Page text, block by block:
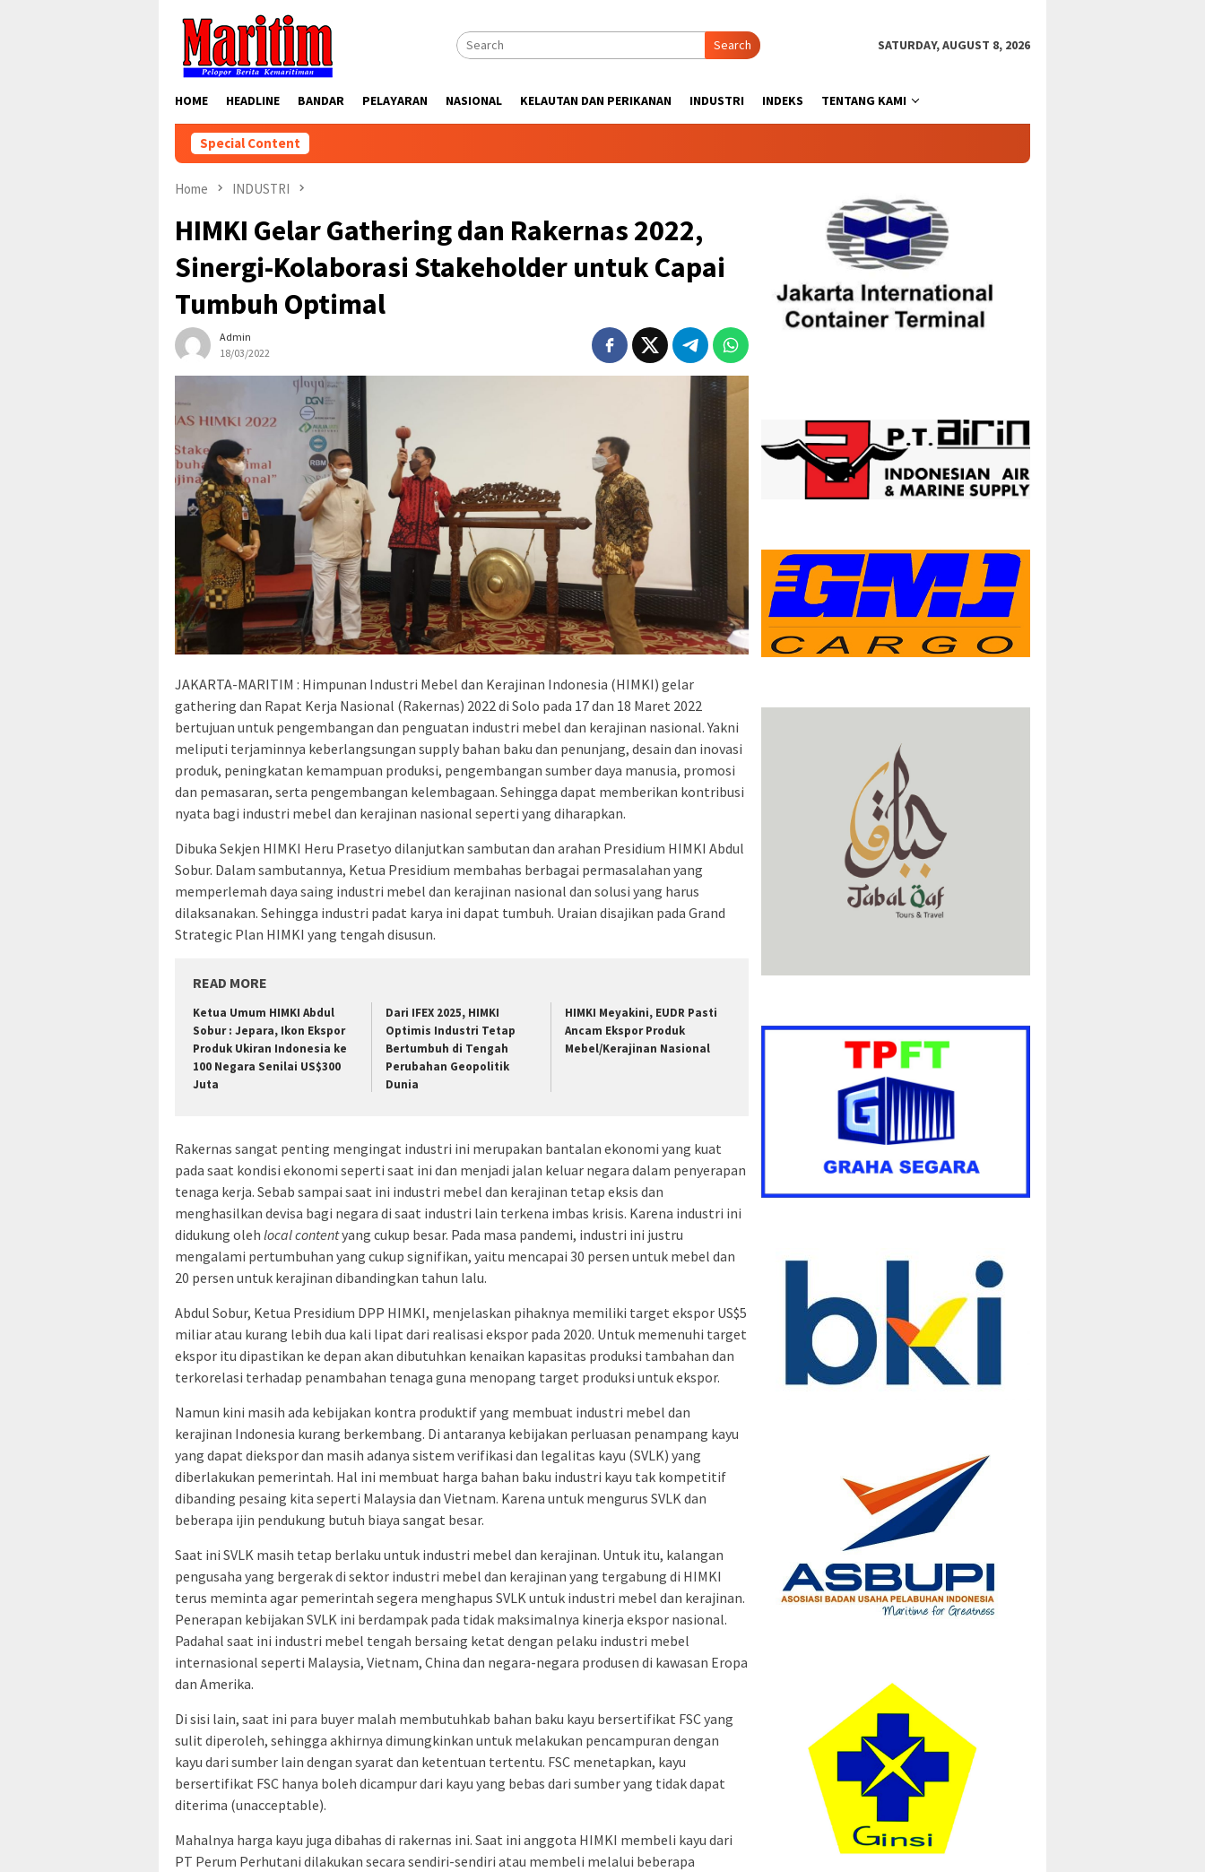
content
Search SATURDAY, AUGUST 8, 2026
HOME HEADLINE BANDAR PELAYARAN NASIONAL KELAUTAN DAN PERIKANAN INDUSTRI INDEKS TENTANG KAMI
Special Content
Home INDUSTRI
HIMKI Gelar Gathering dan Rakernas 2022,
Sinergi-Kolaborasi Stakeholder untuk Capai
Tumbuh Optimal
Admin
18/03/2022
JAKARTA-MARITIM : Himpunan Industri Mebel dan Kerajinan Indonesia (HIMKI) gelar
gathering dan Rapat Kerja Nasional (Rakernas) 2022 di Solo pada 17 dan 18 Maret 2022
bertujuan untuk pengembangan dan penguatan industri mebel dan kerajinan nasional. Yakni
meliputi terjaminnya keberlangsungan supply bahan baku dan penunjang, desain dan inovasi
produk, peningkatan kemampuan produksi, pengembangan sumber daya manusia, promosi
dan pemasaran, serta pengembangan kelembagaan. Sehingga dapat memberikan kontribusi
nyata bagi industri mebel dan kerajinan nasional seperti yang diharapkan.
Dibuka Sekjen HIMKI Heru Prasetyo dilanjutkan sambutan dan arahan Presidium HIMKI Abdul
Sobur. Dalam sambutannya, Ketua Presidium membahas berbagai permasalahan yang
memperlemah daya saing industri mebel dan kerajinan nasional dan solusi yang harus
dilaksanakan. Sehingga industri padat karya ini dapat tumbuh. Uraian disajikan pada Grand
Strategic Plan HIMKI yang tengah disusun.
READ MORE
Ketua Umum HIMKI Abdul
Sobur : Jepara, Ikon Ekspor
Produk Ukiran Indonesia ke
100 Negara Senilai US$300
Juta
Dari IFEX 2025, HIMKI
Optimis Industri Tetap
Bertumbuh di Tengah
Perubahan Geopolitik
Dunia
HIMKI Meyakini, EUDR Pasti
Ancam Ekspor Produk
Mebel/Kerajinan Nasional
Rakernas sangat penting mengingat industri ini merupakan bantalan ekonomi yang kuat
pada saat kondisi ekonomi seperti saat ini dan menjadi jalan keluar negara dalam penyerapan
tenaga kerja. Sebab sampai saat ini industri mebel dan kerajinan tetap eksis dan
menghasilkan devisa bagi negara di saat industri lain terkena imbas krisis. Karena industri ini
didukung oleh local contentyang cukup besar. Pada masa pandemi, industri ini justru
mengalami pertumbuhan yang cukup signifikan, yaitu mencapai 30 persen untuk mebel dan
20 persen untuk kerajinan dibandingkan tahun lalu.
Abdul Sobur, Ketua Presidium DPP HIMKI, menjelaskan pihaknya memiliki target ekspor US$5
miliar atau kurang lebih dua kali lipat dari realisasi ekspor pada 2020. Untuk memenuhi target
ekspor itu dipastikan ke depan akan dibutuhkan kenaikan kapasitas produksi tambahan dan
terkorelasi terhadap penambahan tenaga guna menopang target produksi untuk ekspor.
Namun kini masih ada kebijakan kontra produktif yang membuat industri mebel dan
kerajinan Indonesia kurang berkembang. Di antaranya kebijakan perluasan penampang kayu
yang dapat diekspor dan masih adanya sistem verifikasi dan legalitas kayu (SVLK) yang
diberlakukan pemerintah. Hal ini membuat harga bahan baku industri kayu tak kompetitif
dibanding pesaing kita seperti Malaysia dan Vietnam. Karena untuk mengurus SVLK dan
beberapa ijin pendukung butuh biaya sangat besar.
Saat ini SVLK masih tetap berlaku untuk industri mebel dan kerajinan. Untuk itu, kalangan
pengusaha yang bergerak di sektor industri mebel dan kerajinan yang tergabung di HIMKI
terus meminta agar pemerintah segera menghapus SVLK untuk industri mebel dan kerajinan.
Penerapan kebijakan SVLK ini berdampak pada tidak maksimalnya kinerja ekspor nasional.
Padahal saat ini industri mebel tengah bersaing ketat dengan pelaku industri mebel
internasional seperti Malaysia, Vietnam, China dan negara-negara produsen di kawasan Eropa
dan Amerika.
Di sisi lain, saat ini para buyer malah membutuhkab bahan baku kayu bersertifikat FSC yang
sulit diperoleh, sehingga akhirnya dimungkinkan untuk melakukan pencampuran dengan
kayu dari sumber lain dengan syarat dan ketentuan tertentu. FSC menetapkan, kayu
bersertifikat FSC hanya boleh dicampur dari kayu yang bebas dari sumber yang tidak dapat
diterima (unacceptable).
Mahalnya harga kayu juga dibahas di rakernas ini. Saat ini anggota HIMKI membeli kayu dari
PT Perum Perhutani dilakukan secara sendiri-sendiri atau membeli melalui beberapa